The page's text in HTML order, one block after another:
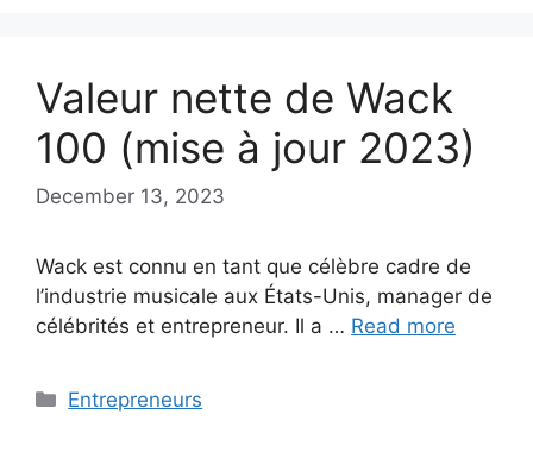
Valeur nette de Wack
100 (mise à jour 2023)
December 13, 2023
Wack est connu en tant que célèbre cadre de
l’industrie musicale aux États-Unis, manager de
célébrités et entrepreneur. Il a … Read more
Categories
Entrepreneurs